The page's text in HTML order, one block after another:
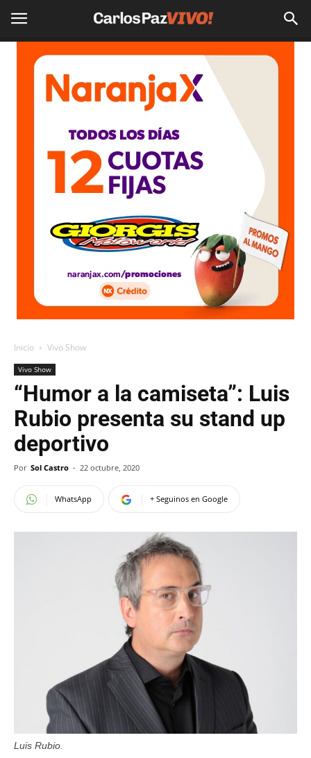
Inicio Vivo Show
Vivo Show
“Humor a la camiseta”: Luis
Rubio presenta su stand up
deportivo
Por Sol Castro - 22 octubre, 2020
WhatsApp + Seguinos en Google
Luis Rubio.